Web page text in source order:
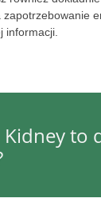
informacji.
to